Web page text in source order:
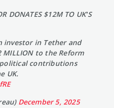
DONATES $12M TO UK’S
investor in Tether and
to the Reform
contributions
UK.
December 5, 2025